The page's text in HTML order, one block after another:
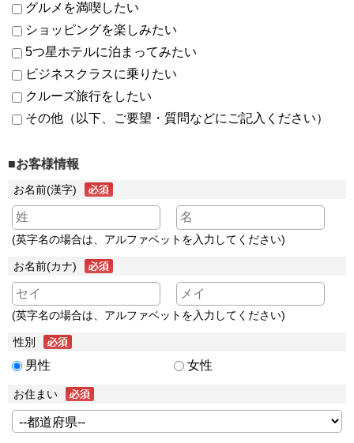
グルメを満喫したい
ショッピングを楽しみたい
5つ星ホテルに泊まってみたい
ビジネスクラスに乗りたい
クルーズ旅行をしたい
その他（以下、ご要望・質問などにご記入ください）
■お客様情報
お名前(漢字)
(英字名の場合は、アルファベットを入力してください)
お名前(カナ)
(英字名の場合は、アルファベットを入力してください)
性別
男性 女性
お住まい